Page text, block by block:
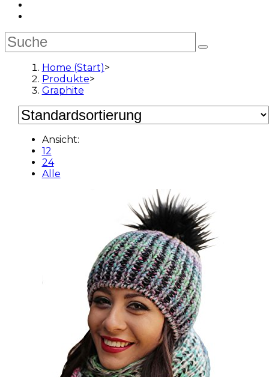
Home (Start)>
Produkte>
Graphite
Ansicht:
12
24
Alle